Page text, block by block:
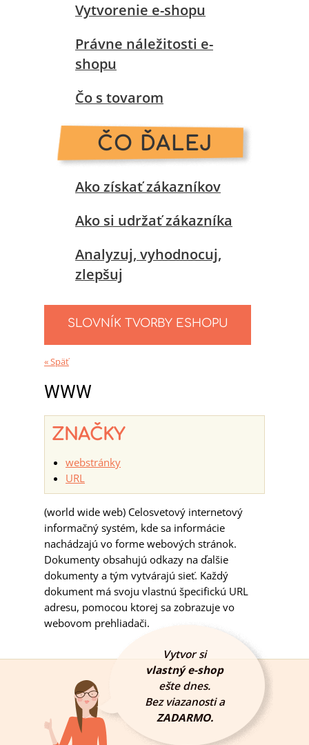
Vytvorenie e-shopu
Právne náležitosti e-
shopu
Čo s tovarom
ČO ĎALEJ
Ako získať zákazníkov
Ako si udržať zákazníka
Analyzuj, vyhodnocuj,
zlepšuj
SLOVNÍK TVORBY ESHOPU
« Späť
WWW
ZNAČKY
webstránky
URL
(world wide web) Celosvetový internetový
informačný systém, kde sa informácie
nachádzajú vo forme webových stránok.
Dokumenty obsahujú odkazy na ďalšie
dokumenty a tým vytvárajú sieť. Každý
dokument má svoju vlastnú špecifickú URL
adresu, pomocou ktorej sa zobrazuje vo
webovom prehliadači.
Vytvor si
vlastný e-shop
ešte dnes.
Bez viazanosti a
ZADARMO.